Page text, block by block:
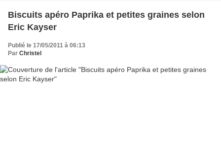
Biscuits apéro Paprika et petites graines selon
Eric Kayser
Publié le 17/05/2011 à 06:13
Par Christel